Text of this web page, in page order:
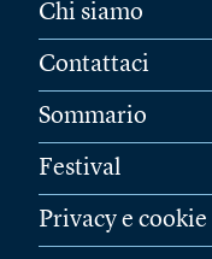
Chi siamo
Contattaci
Sommario
Festival
Privacy e cookie